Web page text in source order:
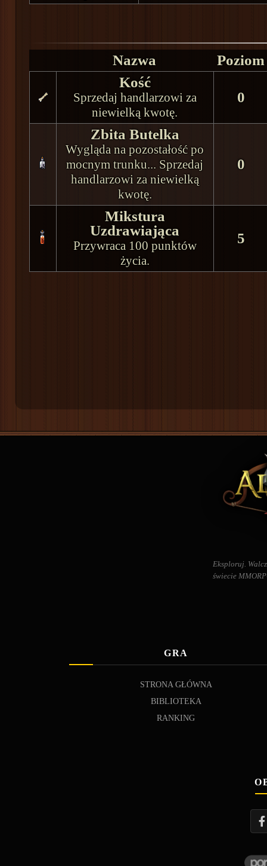
Nazwa
Poziom
Kość
Sprzedaj handlarzowi za
niewielką kwotę.
0
Zbita Butelka
Wygląda na pozostałość po
mocnym trunku... Sprzedaj
handlarzowi za niewielką
kwotę.
0
Mikstura
Uzdrawiająca
Przywraca 100 punktów
życia.
5
Eksploruj.
świecie
GRA
STRONA GŁÓWNA
BIBLIOTEKA
RANKING